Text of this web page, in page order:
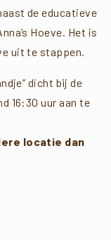
de educatieve
Hoeve. Het is
uit te stappen.
dicht bij de
16:30 uur aan te
locatie dan